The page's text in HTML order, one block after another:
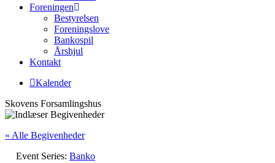
Foreningen
Bestyrelsen
Foreningslove
Bankospil
Årshjul
Kontakt
Kalender
Skovens Forsamlingshus
« Alle Begivenheder
Event Series: Banko